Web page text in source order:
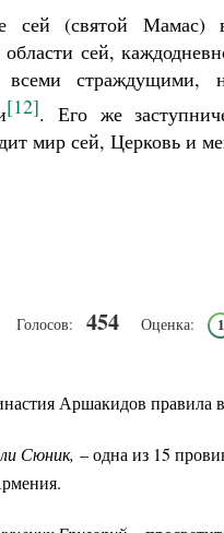
сей (святой
области сей,
всеми страждущими,
[12]. Его же
мир сей, Церковь и
Голосов: 454 Оценка: 1
Аршакидов
Сюник, – одна из 15